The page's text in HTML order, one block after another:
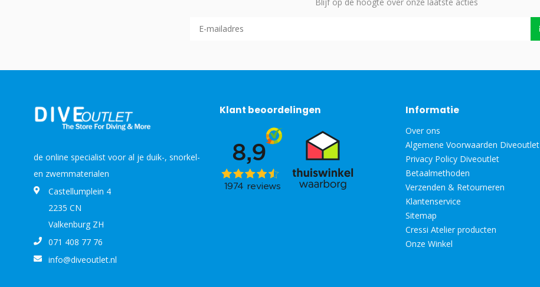
de online specialist voor al je duik-, snorkel-
en zwemmaterialen
Castellumplein 4
2235 CN
Valkenburg ZH
071 408 77 76
info@diveoutlet.nl
Klant beoordelingen Informatie
Over ons
Algemene Voorwaarden Diveoutlet
Privacy Policy Diveoutlet
Betaalmethoden
Verzenden & Retourneren
Klantenservice
Sitemap
Cressi Atelier producten
Onze Winkel